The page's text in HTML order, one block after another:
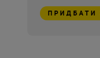
ПРИДБАТИ